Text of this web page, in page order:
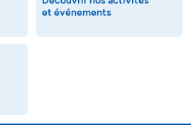
et événements